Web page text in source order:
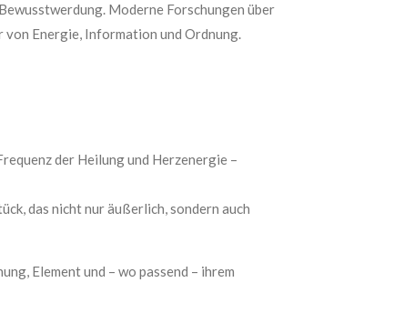
Moderne Forschungen über
Energie, Information und Ordnung.
der Heilung und Herzenergie –
das nicht nur äußerlich, sondern auch
Element und – wo passend – ihrem